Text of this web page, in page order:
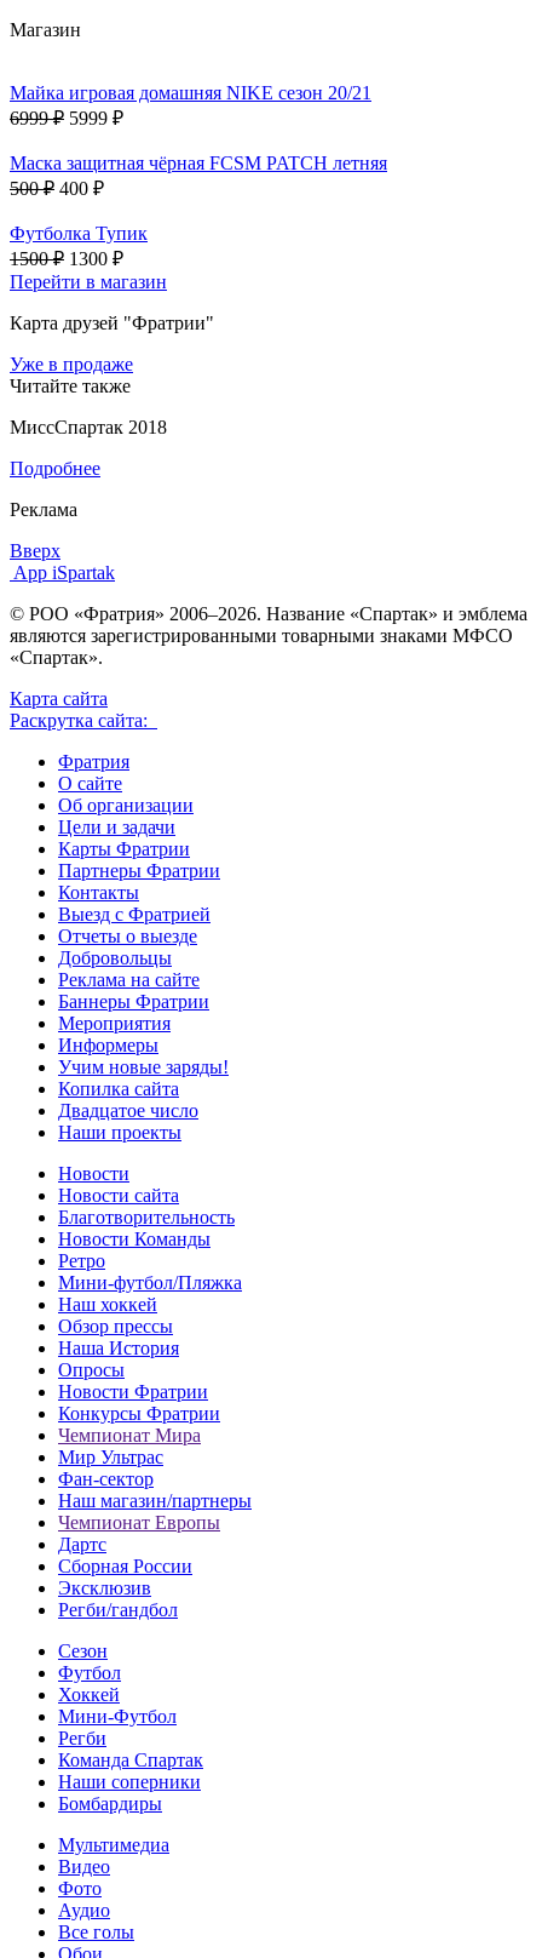
Магазин
Майка игровая домашняя NIKE сезон 20/21
6999 ₽ 5999 ₽
Маска защитная чёрная FCSM PATCH летняя
500 ₽ 400 ₽
Футболка Тупик
1500 ₽ 1300 ₽
Перейти в магазин
Карта друзей "Фратрии"
Уже в продаже
Читайте также
МиссСпартак 2018
Подробнее
Реклама
Вверх
App iSpartak
© РОО «Фратрия» 2006–2026. Название «Спартак» и эмблема
являются зарегистрированными товарными знаками МФСО
«Спартак».
Карта сайта
Раскрутка сайта:
Фратрия
О сайте
Об организации
Цели и задачи
Карты Фратрии
Партнеры Фратрии
Контакты
Выезд с Фратрией
Отчеты о выезде
Добровольцы
Реклама на сайте
Баннеры Фратрии
Мероприятия
Информеры
Учим новые заряды!
Копилка сайта
Двадцатое число
Наши проекты
Новости
Новости сайта
Благотворительность
Новости Команды
Ретро
Мини-футбол/Пляжка
Наш хоккей
Обзор прессы
Наша История
Опросы
Новости Фратрии
Конкурсы Фратрии
Чемпионат Мира
Мир Ультрас
Фан-cектор
Наш магазин/партнеры
Чемпионат Европы
Дартс
Сборная России
Эксклюзив
Регби/гандбол
Сезон
Футбол
Хоккей
Мини-Футбол
Регби
Команда Спартак
Наши соперники
Бомбардиры
Мультимедиа
Видео
Фото
Аудио
Все голы
Обои